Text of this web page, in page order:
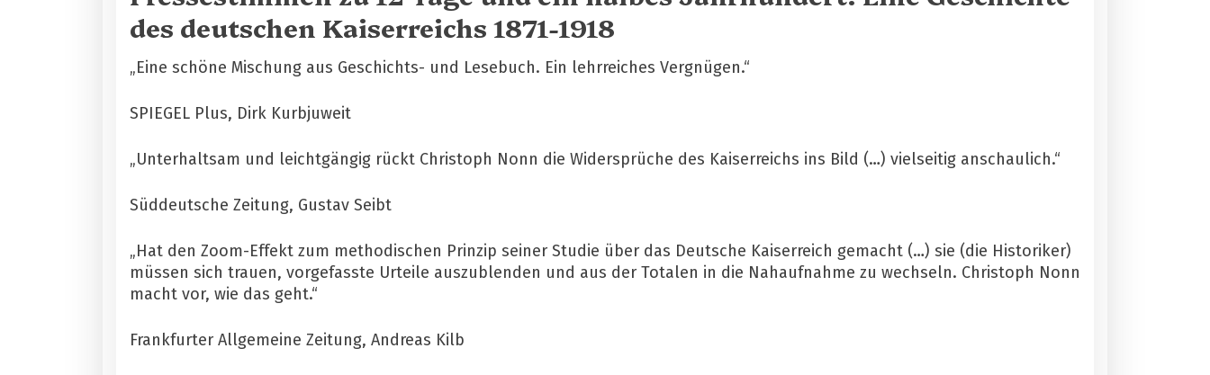
des deutschen Kaiserreichs 1871-1918
„Eine schöne Mischung aus Geschichts- und Lesebuch. Ein lehrreiches Vergnügen.“
SPIEGEL Plus, Dirk Kurbjuweit
„Unterhaltsam und leichtgängig rückt Christoph Nonn die Widersprüche des Kaiserreichs ins Bild (…) vielseitig anschaulich.“
Süddeutsche Zeitung, Gustav Seibt
„Hat den Zoom-Effekt zum methodischen Prinzip seiner Studie über das Deutsche Kaiserreich gemacht (…) sie (die Historiker)
müssen sich trauen, vorgefasste Urteile auszublenden und aus der Totalen in die Nahaufnahme zu wechseln. Christoph Nonn
macht vor, wie das geht.“
Frankfurter Allgemeine Zeitung, Andreas Kilb